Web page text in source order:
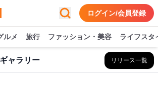
ログイン/会員登録
ルメ 旅行 ファッション・美容 ライフスタ
ャラリー リリース一覧